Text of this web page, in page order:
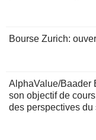
Bourse Zurich:
AlphaValue/Baader
son objectif de
des perspectives du